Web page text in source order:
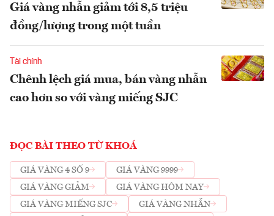
Giá vàng nhẫn giảm tới 8,5 triệu
đồng/lượng trong một tuần
Tài chính
Chênh lệch giá mua, bán vàng nhẫn
cao hơn so với vàng miếng SJC
ĐỌC BÀI THEO TỪ KHOÁ
GIÁ VÀNG 4 SỐ 9
GIÁ VÀNG 9999
GIÁ VÀNG GIẢM
GIÁ VÀNG HÔM NAY
GIÁ VÀNG MIẾNG SJC
GIÁ VÀNG NHẪN